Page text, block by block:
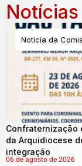
Notícia da
Confraternização
da Arquidiocese
integração
06 de agosto de 2026